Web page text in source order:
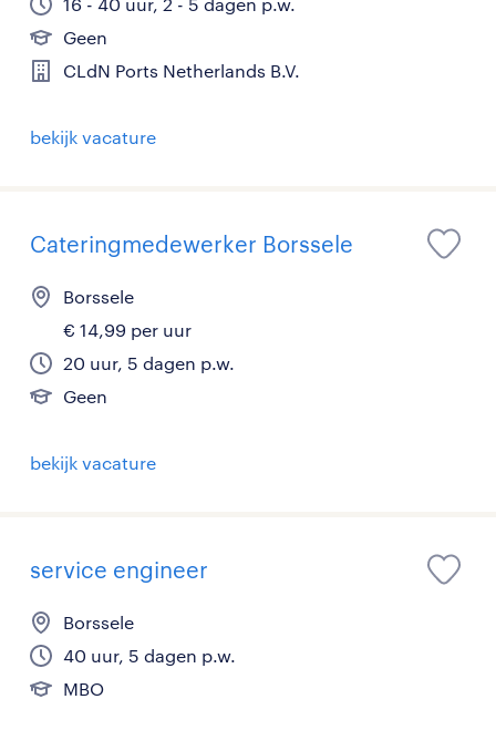
Geen
CLdN Ports Netherlands B.V.
bekijk vacature
Cateringmedewerker Borssele
Borssele
€ 14,99 per uur
20 uur, 5 dagen p.w.
Geen
bekijk vacature
service engineer
Borssele
40 uur, 5 dagen p.w.
MBO